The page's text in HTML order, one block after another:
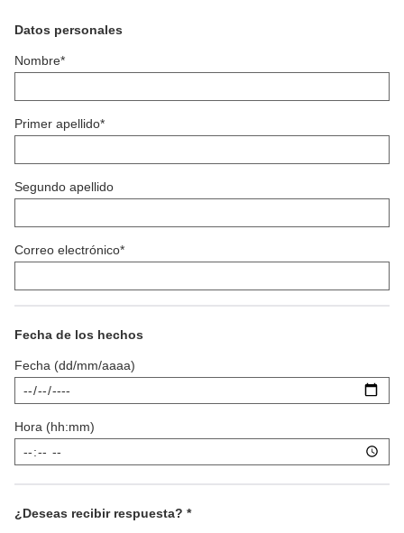
Datos personales
Nombre*
Primer apellido*
Segundo apellido
Correo electrónico*
Fecha de los hechos
Fecha (dd/mm/aaaa)
Hora (hh:mm)
¿Deseas recibir respuesta? *